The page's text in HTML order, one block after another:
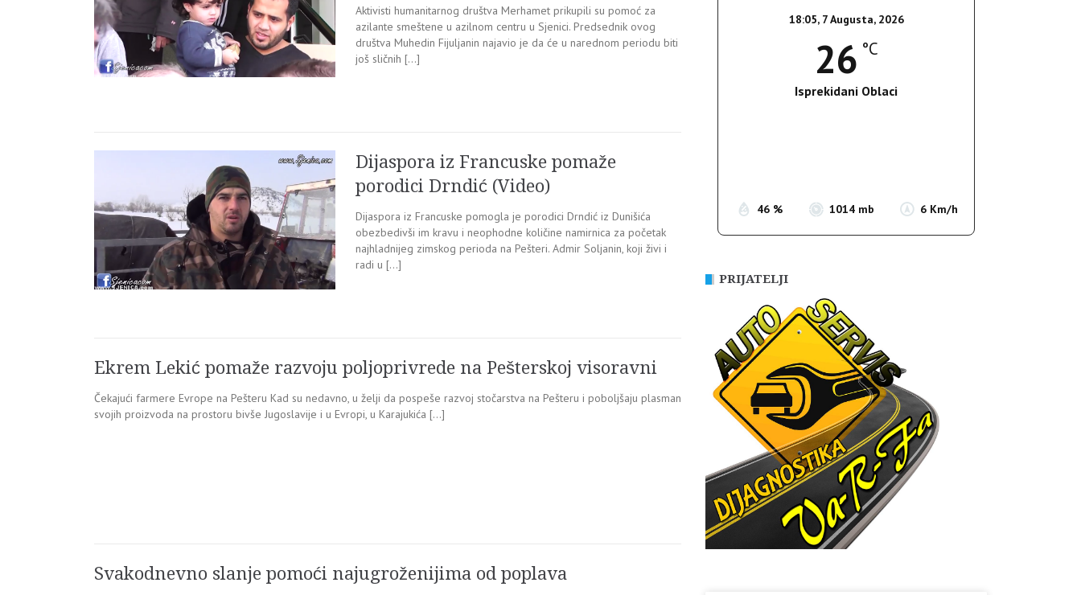
Aktivisti humanitarnog društva Merhamet prikupili su pomoć za
azilante smeštene u azilnom centru u Sjenici. Predsednik ovog
društva Muhedin Fijuljanin najavio je da će u narednom periodu biti
još sličnih […]
Dijaspora iz Francuske pomaže
porodici Drndić (Video)
Dijaspora iz Francuske pomogla je porodici Drndić iz Dunišića
obezbedivši im kravu i neophodne količine namirnica za početak
najhladnijeg zimskog perioda na Pešteri. Admir Soljanin, koji živi i
radi u […]
Ekrem Lekić pomaže razvoju poljoprivrede na Pešterskoj visoravni
Čekajući farmere Evrope na Pešteru Kad su nedavno, u želji da pospeše razvoj stočarstva na Pešteru i poboljšaju plasman
svojih proizvoda na prostoru bivše Jugoslavije i u Evropi, u Karajukića […]
Svakodnevno slanje pomoći najugroženijima od poplava
18:05, 7 Augusta, 2026
26 °C
Isprekidani Oblaci
46 % 1014 mb 6 Km/h
PRIJATELJI